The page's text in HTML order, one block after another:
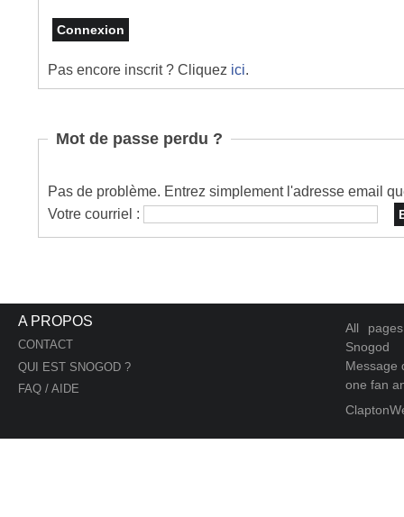
Pas encore inscrit ? Cliquez ici.
Mot de passe perdu ?
Pas de problème. Entrez simplement l'adresse email
Votre courriel :
A PROPOS
CONTACT
QUI EST SNOGOD ?
FAQ / AIDE
All
Snogod
Message
one fan